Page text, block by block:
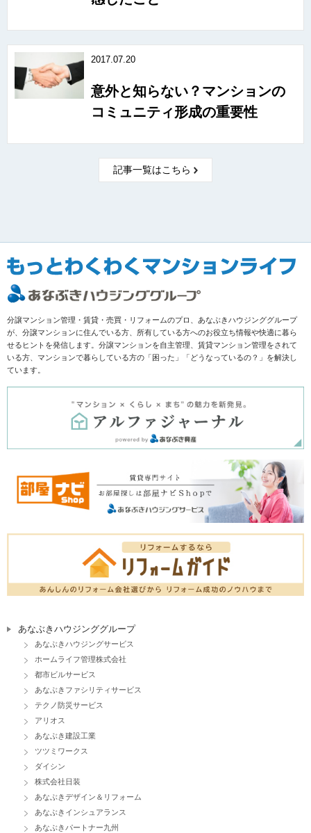
2017.07.20
意外と知らない？マンションの
コミュニティ形成の重要性
記事一覧はこちら
分譲マンション管理・賃貸・売買・リフォームのプロ、あなぶきハウジンググループ
が、分譲マンションに住んでいる方、所有している方へのお役立ち情報や快適に暮ら
せるヒントを発信します。分譲マンションを自主管理、賃貸マンション管理をされて
いる方、マンションで暮らしている方の「困った」「どうなっているの？」を解決し
ています。
あなぶきハウジンググループ
あなぶきハウジングサービス
ホームライフ管理株式会社
都市ビルサービス
あなぶきファシリティサービス
テクノ防災サービス
アリオス
あなぶき建設工業
ツツミワークス
ダイシン
株式会社日装
あなぶきデザイン＆リフォーム
あなぶきインシュアランス
あなぶきパートナー九州